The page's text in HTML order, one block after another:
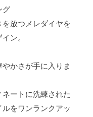
グ
放つメレダイヤを
ン。
かさが手に入りま
ートに洗練された
をワンランクアッ